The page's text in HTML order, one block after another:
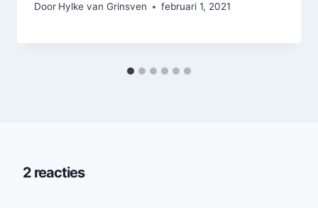
Door Hylke van Grinsven februari 1, 2021
2 reacties